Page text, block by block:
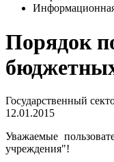
Порядок
Государственный
12.01.2015
Уважаемые
учреждения"!